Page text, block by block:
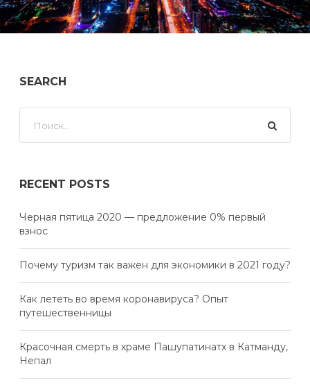
SEARCH
RECENT POSTS
Черная пятица 2020 — предложение 0% первый
взнос
Почему туризм так важен для экономики в 2021 году?
Как лететь во время коронавируса? Опыт
путешественницы
Красочная смерть в храме Пашупатинатх в Катманду,
Непал